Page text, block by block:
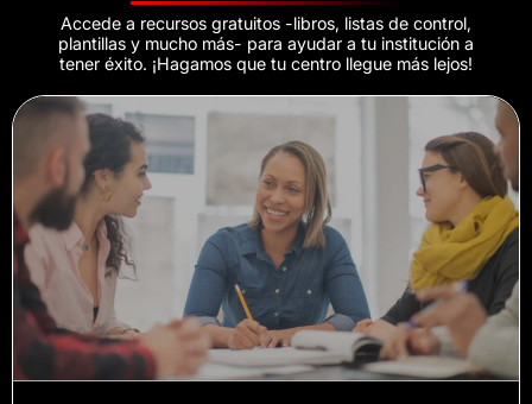
Accede a recursos gratuitos -libros, listas de control,
plantillas y mucho más- para ayudar a tu institución a
tener éxito. ¡Hagamos que tu centro llegue más lejos!